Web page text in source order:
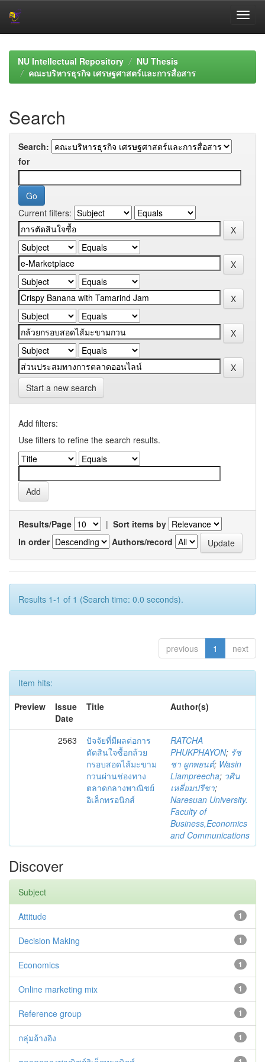
navigationNU Intellectual Repository
NU Thesis
คณะบริหารธุรกิจ เศรษฐศาสตร์และการสื่อสาร
Search
Search:
for
Current filters:
Start a new search
Add filters:
Use filters to refine the search results.
Results/Page | Sort items by
In order
Authors/record
Results 1-1 of 1 (Search time: 0.0 seconds).
previous 1 next
Item hits:
Preview
Issue
Date
Title Author(s)
2563
ปัจจัยที่มีผลต่อการ
ตัดสินใจซื้อกล้วย
กรอบสอดไส้มะขาม
กวนผ่านช่องทาง
ตลาดกลางพาณิชย์
อิเล็กทรอนิกส์
RATCHA
PHUKPHAYON; รัช
ชา ผูกพยนต์; Wasin
Liampreecha; วศิน
เหลี่ยมปรีชา;
Naresuan University.
Faculty of
Business,Economics
and Communications
Discover
Subject
1
Attitude
1
Decision Making
1
Economics
1
Online marketing mix
1
Reference group
1
กลุ่มอ้างอิง